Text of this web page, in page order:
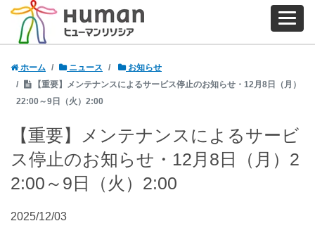
ホーム ニュース
お知らせ
【重要】メンテナンスによるサービス停止のお知らせ・12月8日（月）
22:00～9日（火）2:00
【重要】メンテナンスによるサービ
ス停止のお知らせ・12月8日（月）2
2:00～9日（火）2:00
2025/12/03